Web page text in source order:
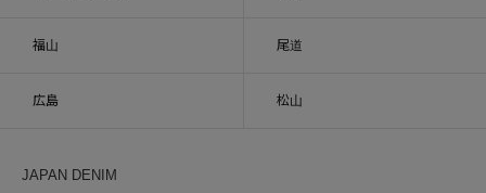
福山 尾道
広島 松山
JAPAN DENIM